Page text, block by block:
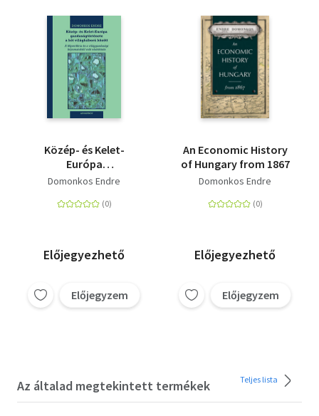
Közép- és Kelet-
Európa
gazdaságtörténete a
között - A félperiféria
elzárkózás
Domonkos Endre
Előjegyezhető
Előjegyzem
An Economic History
of Hungary from 1867
Domonkos Endre
Előjegyezhető
Előjegyzem
Az általad megtekintett termékek Teljes lista